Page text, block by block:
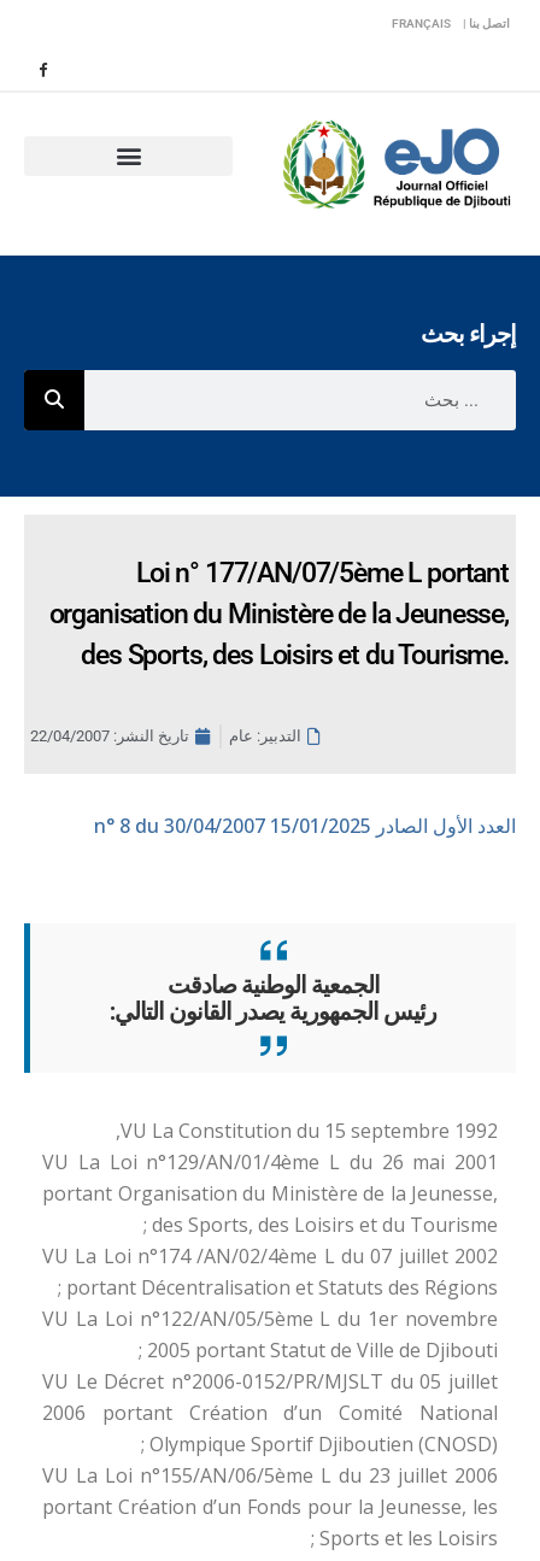
اتصل بنا | FRANÇAIS
إجراء بحث
Loi n° 177/AN/07/5ème L portant
organisation du Ministère de la Jeunesse,
des Sports, des Loisirs et du Tourisme.
التدبير: عام تاريخ النشر: 22/04/2007
العدد الأول الصادر 15/01/2025
الجمعية الوطنية صادقت
رئيس الجمهورية يصدر القانون التالي:
VU La Constitution du 15 septembre 1992,
VU La Loi n°129/AN/01/4ème L du 26 mai 2001
portant Organisation du Ministère de la Jeunesse,
des Sports, des Loisirs et du Tourisme ;
VU La Loi n°174 /AN/02/4ème L du 07 juillet 2002
portant Décentralisation et Statuts des Régions ;
VU La Loi n°122/AN/05/5ème L du 1er novembre
2005 portant Statut de Ville de Djibouti ;
VU Le Décret n°2006-0152/PR/MJSLT du 05 juillet
2006 portant Création d’un Comité National
Olympique Sportif Djiboutien (CNOSD) ;
VU La Loi n°155/AN/06/5ème L du 23 juillet 2006
portant Création d’un Fonds pour la Jeunesse, les
Sports et les Loisirs ;